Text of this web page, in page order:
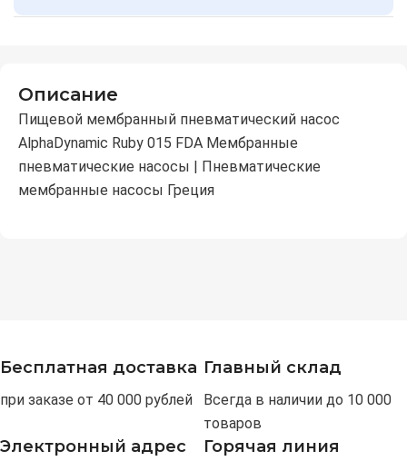
Описание
Пищевой мембранный пневматический насос
AlphaDynamic Ruby 015 FDA Мембранные
пневматические насосы | Пневматические
мембранные насосы Греция
Бесплатная доставка
при заказе от 40 000 рублей
Главный склад
Всегда в наличии до 10 000
товаров
Электронный адрес Горячая линия